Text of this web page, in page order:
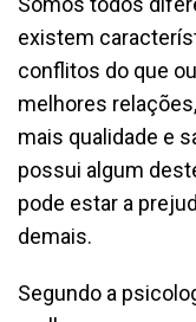
existem
conflitos do que
melhores
mais qualidade e
possui algum
pode estar a
demais.
Segundo a